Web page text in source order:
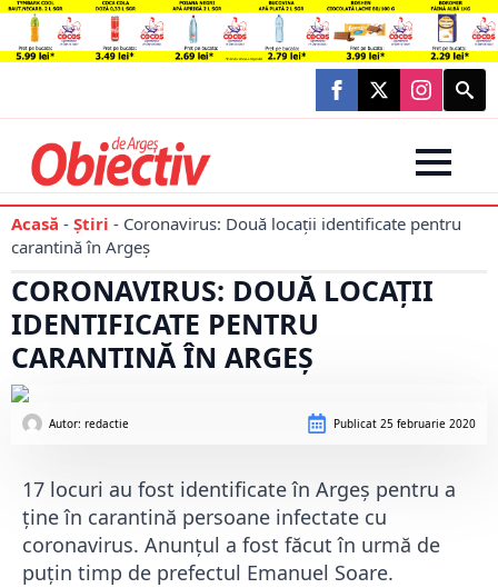
Search
for:
Acasă - Știri - Coronavirus: Două locații identificate pentru
carantină în Argeș
CORONAVIRUS: DOUĂ LOCAȚII
IDENTIFICATE PENTRU
CARANTINĂ ÎN ARGEȘ
Autor: redactie Publicat 25 februarie 2020
17 locuri au fost identificate în Argeș pentru a
ține în carantină persoane infectate cu
coronavirus. Anunțul a fost făcut în urmă de
puțin timp de prefectul Emanuel Soare.